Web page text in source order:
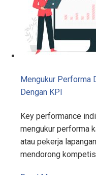
Mengukur Performa
Dengan KPI
Key performance
mengukur performa
atau pekerja
mendorong